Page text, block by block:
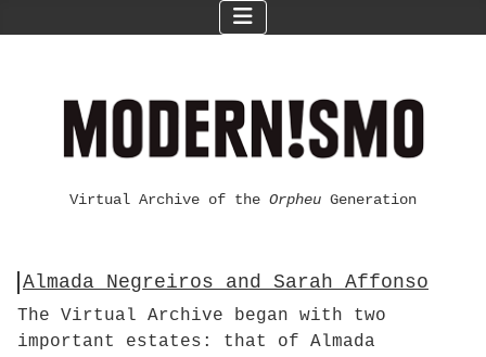
Virtual Archive of the Orpheu Generation
Almada Negreiros and Sarah Affonso
The Virtual Archive began with two
important estates: that of Almada